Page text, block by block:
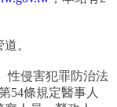
。
性侵害犯罪防治法
54條規定醫事人